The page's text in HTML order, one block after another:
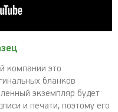
компании это
бланков
экземпляр будет
и печати, поэтому его